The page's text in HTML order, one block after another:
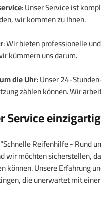
: Unser Service ist
wir kommen zu Ihnen.
: Wir bieten professionelle
kümmern uns darum.
die Uhr: Unser 24-
zählen können. Wir
Service
Reifenhilfe - Rund
wir möchten sicherstellen,
können. Unsere Erfahrung
die unerwartet mit